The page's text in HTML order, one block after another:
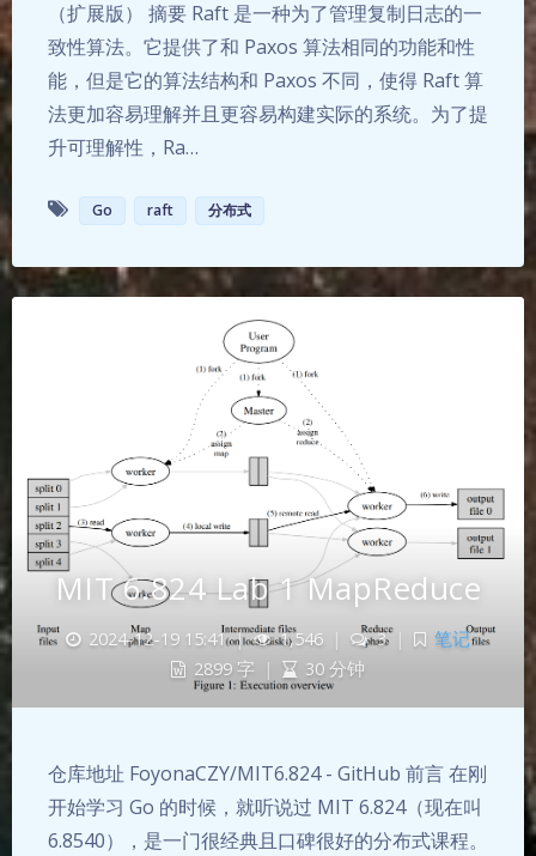
（扩展版） 摘要 Raft 是一种为了管理复制日志的一
致性算法。它提供了和 Paxos 算法相同的功能和性
能，但是它的算法结构和 Paxos 不同，使得 Raft 算
法更加容易理解并且更容易构建实际的系统。为了提
升可理解性，Ra…
Go raft 分布式
MIT 6.824 Lab 1 MapReduce
2024-12-19 15:41 | 1,546 | 3 |
笔记
2899 字
| 30 分钟
仓库地址 FoyonaCZY/MIT6.824 - GitHub 前言 在刚
开始学习 Go 的时候，就听说过 MIT 6.824（现在叫
6.8540），是一门很经典且口碑很好的分布式课程。